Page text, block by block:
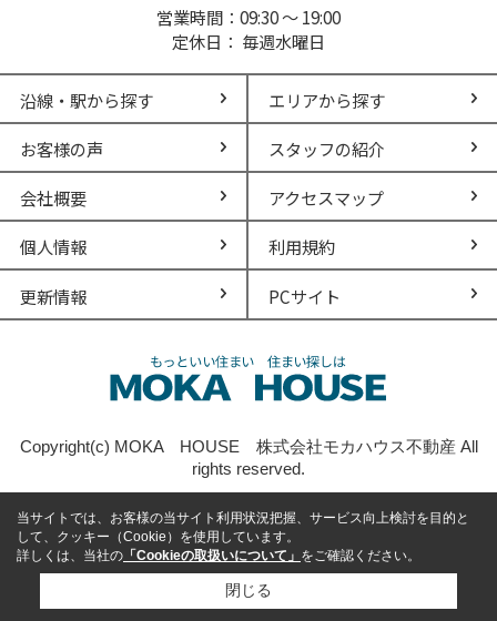
営業時間：09:30 ～ 19:00
定休日： 毎週水曜日
沿線・駅から探す エリアから探す
お客様の声 スタッフの紹介
会社概要 アクセスマップ
個人情報 利用規約
更新情報 PCサイト
Copyright(c) MOKA HOUSE 株式会社モカハウス不動産 All
rights reserved.
当サイトでは、お客様の当サイト利用状況把握、サービス向上検討を目的と
して、クッキー（Cookie）を使用しています。
詳しくは、当社の 「Cookieの取扱いについて」 をご確認ください。
閉じる